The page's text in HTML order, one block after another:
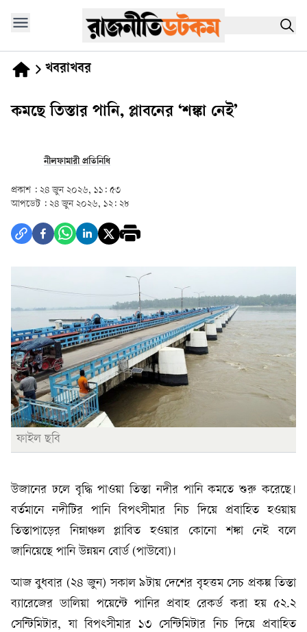
খবরাখবর
কমছে তিস্তার পানি, প্লাবনের ‘শঙ্কা নেই’
নীলফামারী প্রতিনিধি
প্রকাশ : ২৪ জুন ২০২৬, ১১: ৫৩
আপডেট : ২৪ জুন ২০২৬, ১২: ২৮
ফাইল ছবি
উজানের ঢলে বৃদ্ধি পাওয়া তিস্তা নদীর পানি কমতে শুরু করেছে।
বর্তমানে নদীটির পানি বিপৎসীমার নিচ দিয়ে প্রবাহিত হওয়ায়
তিস্তাপাড়ের নিম্নাঞ্চল প্লাবিত হওয়ার কোনো শঙ্কা নেই বলে
জানিয়েছে পানি উন্নয়ন বোর্ড (পাউবো)।
আজ বুধবার (২৪ জুন) সকাল ৯টায় দেশের বৃহত্তম সেচ প্রকল্প তিস্তা
ব্যারেজের ডালিয়া পয়েন্টে পানির প্রবাহ রেকর্ড করা হয় ৫২.২
সেন্টিমিটার, যা বিপৎসীমার ১৩ সেন্টিমিটার নিচ দিয়ে প্রবাহিত